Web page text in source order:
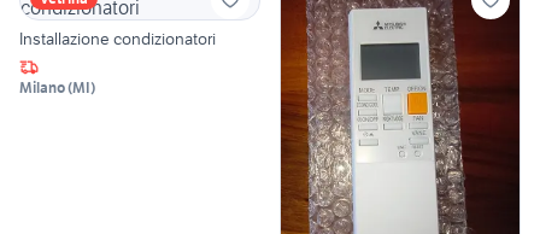
Installazione condizionatori
Milano(MI)